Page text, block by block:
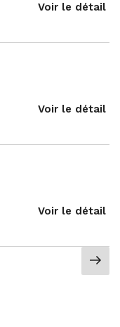
Voir le détail
Voir le détail
Voir le détail